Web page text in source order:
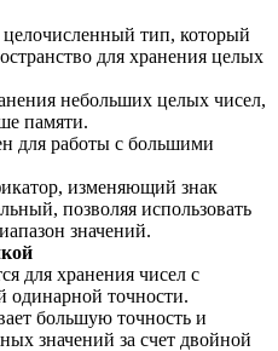
тип, который
для хранения целых
небольших целых чисел,
памяти.
для работы с большими
изменяющий знак
позволяя использовать
значений.
для хранения чисел с
одинарной точности.
большую точность и
значений за счет двойной